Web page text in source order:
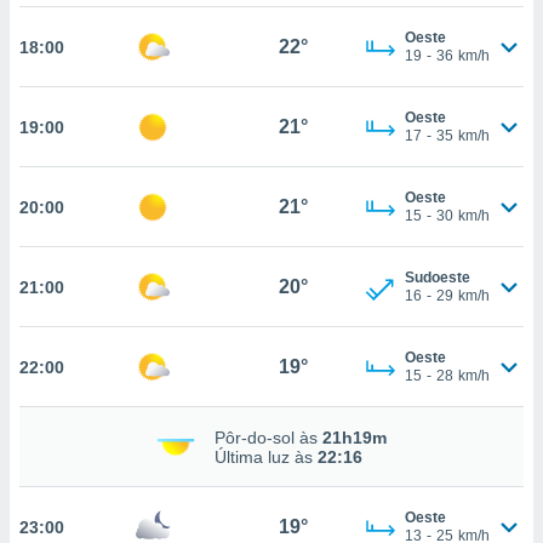
site
de que
para
não
o
através
18:00 22°
Oeste
19 - 36 km/h
19:00 21°
Oeste
17 - 35 km/h
20:00 21°
Oeste
15 - 30 km/h
21:00 20°
Sudoeste
16 - 29 km/h
22:00 19°
Oeste
15 - 28 km/h
Pôr-do-sol às 21h19m
Última luz às 22:16
23:00 19°
Oeste
13 - 25 km/h